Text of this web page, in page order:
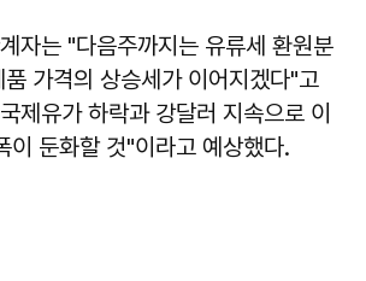
자는 "다음주까지는 유류세 환원분
가격의 상승세가 이어지겠다"고
제유가 하락과 강달러 지속으로 이
이 둔화할 것"이라고 예상했다.